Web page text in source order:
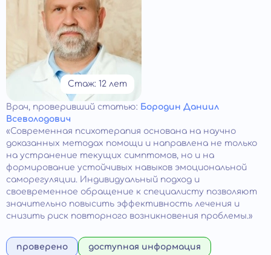
Стаж: 12 лет
Врач, проверивший статью: Бородин Даниил
Всеволодович
«Современная психотерапия основана на научно
доказанных методах помощи и направлена не только
на устранение текущих симптомов, но и на
формирование устойчивых навыков эмоциональной
саморегуляции. Индивидуальный подход и
своевременное обращение к специалисту позволяют
значительно повысить эффективность лечения и
снизить риск повторного возникновения проблемы.»
проверено доступная информация